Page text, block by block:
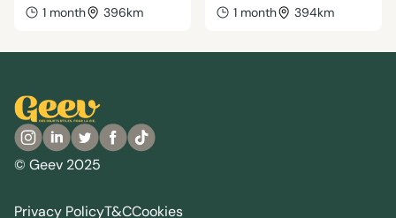
1 month 396km 1 month 394km
© Geev 2025
Privacy PolicyT&CCookies